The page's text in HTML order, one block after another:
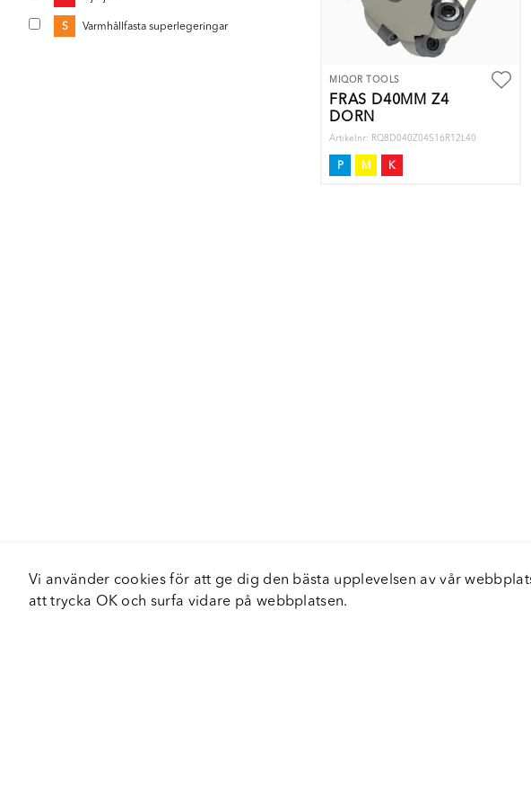
S Varmhållfasta superlegeringar
MIQOR TOOLS
FRÄS D40MM Z4
DORN
Artikelnr: RQ8D040Z04S16R12L40
P M K
Vi använder cookies för att ge dig den bästa upplevelsen av vår
att trycka OK och surfa vidare på webbplatsen.